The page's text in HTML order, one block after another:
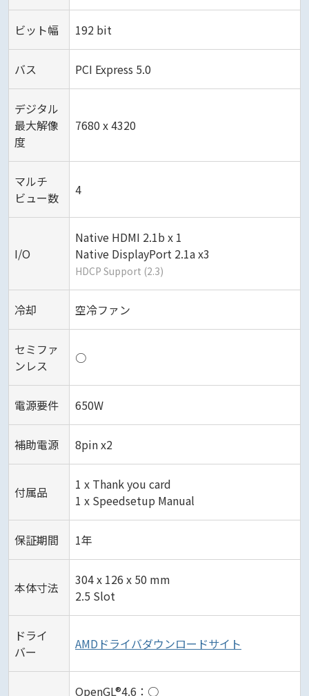
ビット幅 192 bit
バス PCI Express 5.0
デジタル
最大解像
度
7680 x 4320
マルチ
ビュー数
4
I/O
Native HDMI 2.1b x 1
Native DisplayPort 2.1a x3
HDCP Support (2.3)
冷却 空冷ファン
セミファ
ンレス
○
電源要件 650W
補助電源 8pin x2
付属品
1 x Thank you card
1 x Speedsetup Manual
保証期間 1年
本体寸法
304 x 126 x 50 mm
2.5 Slot
ドライ
バー
AMDドライバダウンロードサイト
OpenGL®4.6：○